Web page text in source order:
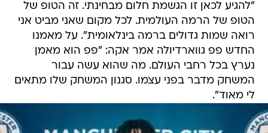
"להגיע לכאן זו הגשמת חלום מבחינתי. זה הטופ של
הטופ של הרמה העולמית. לכל מקום שאני מביט אני
רואה שמות גדולים ברמה בינלאומית". על מאמנו
החדש פפ גווארדיולה אמר אקה: "פפ הוא מאמן
נערץ בכל רחבי העולם. מה שהוא עשה עבור
המשחק מדבר בפני עצמו. סגנון המשחק שלו מתאים
לי מאוד".